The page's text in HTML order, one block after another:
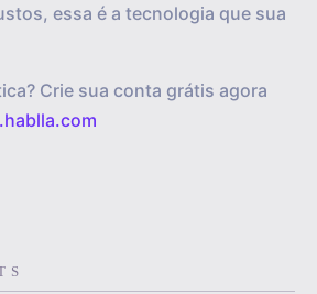
essa é a tecnologia que sua
Crie sua conta grátis agora